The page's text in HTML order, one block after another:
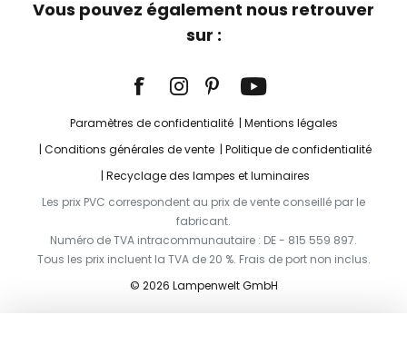
Vous pouvez également nous retrouver
sur :
Paramètres de confidentialité
Mentions légales
Conditions générales de vente
Politique de confidentialité
Recyclage des lampes et luminaires
Les prix PVC correspondent au prix de vente conseillé par le
fabricant.
Numéro de TVA intracommunautaire : DE - 815 559 897.
Tous les prix incluent la TVA de 20 %. Frais de port non inclus.
© 2026 Lampenwelt GmbH